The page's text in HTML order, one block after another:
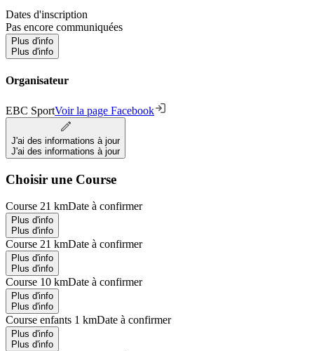
Dates d'inscription
Pas encore communiquées
Plus d'info
Plus d'info
Organisateur
EBC SportVoir la page Facebook
J'ai des informations à jour
J'ai des informations à jour
Choisir une Course
Course 21 kmDate à confirmer
Plus d'info
Plus d'info
Course 21 kmDate à confirmer
Plus d'info
Plus d'info
Course 10 kmDate à confirmer
Plus d'info
Plus d'info
Course enfants 1 kmDate à confirmer
Plus d'info
Plus d'info